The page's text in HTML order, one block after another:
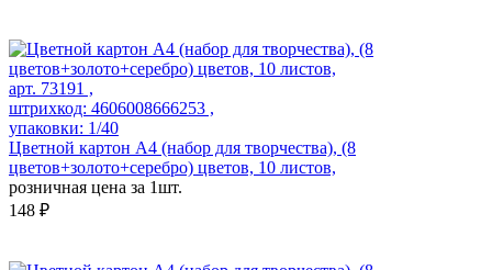
арт. 73191 ,
штрихкод: 4606008666253 ,
упаковки: 1/40
Цветной картон А4 (набор для творчества), (8
цветов+золото+серебро) цветов, 10 листов,
розничная цена за 1шт.
148 ₽